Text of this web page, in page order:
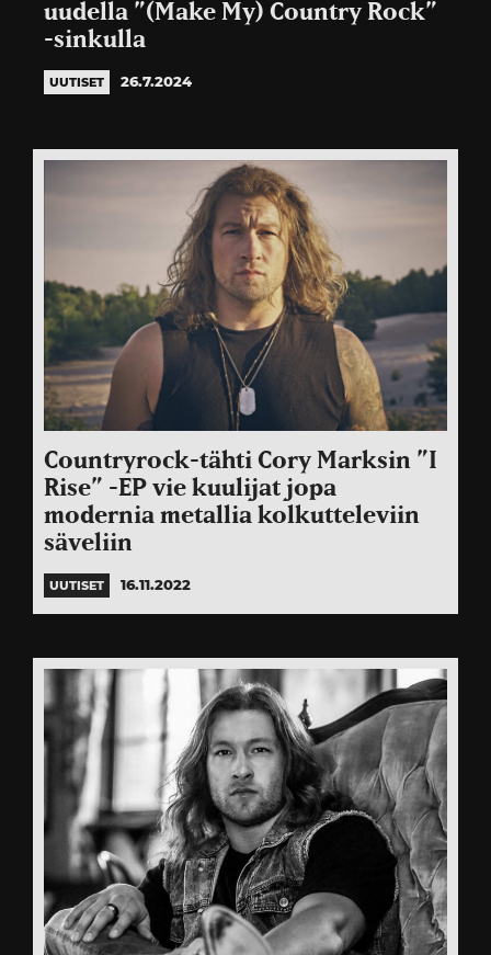
uudella ”(Make My) Country Rock”
-sinkulla
UUTISET 26.7.2024
Countryrock-tähti Cory Marksin ”I
Rise” -EP vie kuulijat jopa
modernia metallia kolkutteleviin
säveliin
UUTISET 16.11.2022